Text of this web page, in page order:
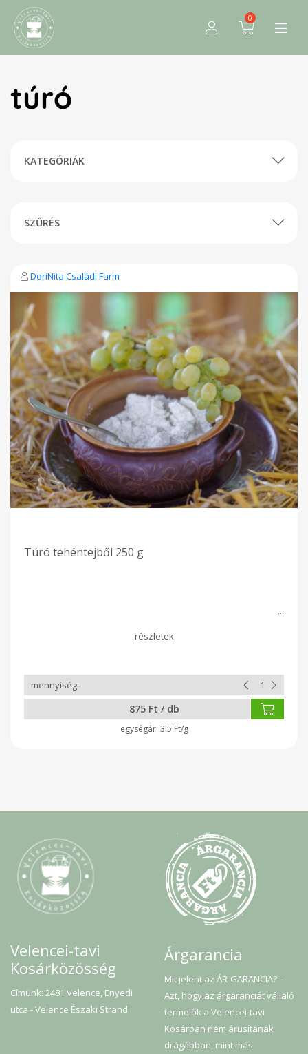
0
túró
KATEGÓRIÁK
SZŰRÉS
DoriNita Családi Farm
Túró tehéntejből 250 g
875 Ft / db
3.5 Ft/g
Velencei-tavi
Kosárközösség
Címünk: 2481 Velence, Enyedi
utca - Velence Északi Strand
Árgarancia
Mit jelent az ÁR-GARANCIA? –
Azt, hogy az árgaranciát vállaló
termelők a Velencei-tavi
Kosárban nem árusítanak
drágábban, mint más